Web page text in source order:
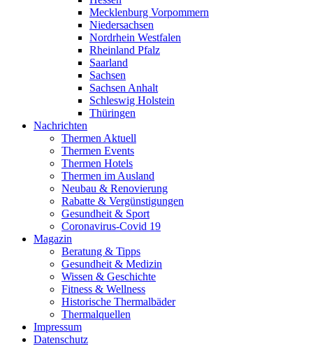
Mecklenburg Vorpommern
Niedersachsen
Nordrhein Westfalen
Rheinland Pfalz
Saarland
Sachsen
Sachsen Anhalt
Schleswig Holstein
Thüringen
Nachrichten
Thermen Aktuell
Thermen Events
Thermen Hotels
Thermen im Ausland
Neubau & Renovierung
Rabatte & Vergünstigungen
Gesundheit & Sport
Coronavirus-Covid 19
Magazin
Beratung & Tipps
Gesundheit & Medizin
Wissen & Geschichte
Fitness & Wellness
Historische Thermalbäder
Thermalquellen
Impressum
Datenschutz